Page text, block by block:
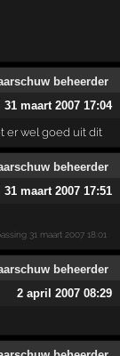
31 maart 2007 17:04
er wel goed uit dit
31 maart 2007 17:51
31 maart 2007 18:01
2 april 2007 08:29